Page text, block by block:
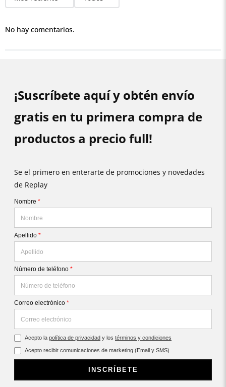
No hay comentarios.
¡Suscríbete aquí y obtén envío
gratis en tu primera compra de
productos a precio full!
Se el primero en enterarte de promociones y novedades
de Replay
Nombre *
Apellido *
Número de teléfono *
Correo electrónico *
Acepto la política de privacidad y los términos y condiciones
Acepto recibir comunicaciones de marketing (Email y SMS)
INSCRÍBETE